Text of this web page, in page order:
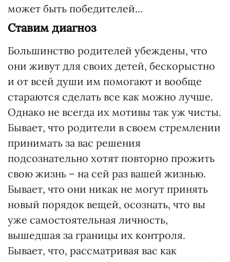
может быть победителей...
Ставим диагноз
Большинство родителей убеждены, что
они живут для своих детей, бескорыстно
и от всей души им помогают и вообще
стараются сделать все как можно лучше.
Однако не всегда их мотивы так уж чисты.
Бывает, что родители в своем стремлении
принимать за вас решения
подсознательно хотят повторно прожить
свою жизнь – на сей раз вашей жизнью.
Бывает, что они никак не могут принять
новый порядок вещей, осознать, что вы
уже самостоятельная личность,
вышедшая за границы их контроля.
Бывает, что, рассматривая вас как